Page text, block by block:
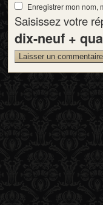
Enregistrer mon nom,
Saisissez votre
dix-neuf +